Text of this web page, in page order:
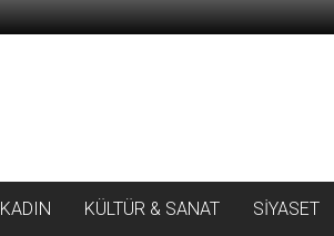
KADIN KÜLTÜR & SANAT SİYASET